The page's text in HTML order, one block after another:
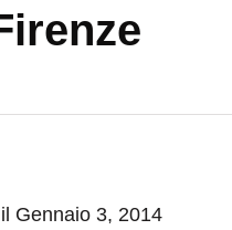
Gennaio 3, 2014